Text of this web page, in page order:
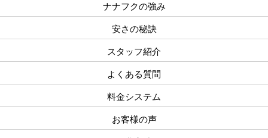
ナナフクの強み
安さの秘訣
スタッフ紹介
よくある質問
料金システム
お客様の声